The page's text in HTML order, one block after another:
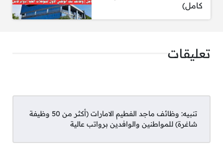
10. مدير مشروع مساعد – أعمال النجارة
12. منسق خدمة العملاء – مواطن إماراتي (UAEN)
كامل)
تعليقات
تنبيه:
وظائف ماجد الفطيم الامارات (أكثر من 50 وظيفة
شاغرة) للمواطنين والوافدين برواتب عالية